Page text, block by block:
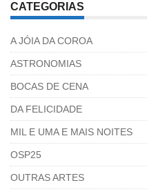
CATEGORIAS
A JÓIA DA COROA
ASTRONOMIAS
BOCAS DE CENA
DA FELICIDADE
MIL E UMA E MAIS NOITES
OSP25
OUTRAS ARTES